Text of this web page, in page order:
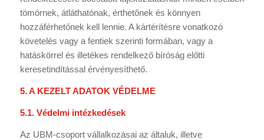
tömörnek, átláthatónak, érthetőnek és könnyen
hozzáférhetőnek kell lennie. A kártérítésre vonatkozó
követelés vagy a fentiek szerinti formában, vagy a
hatáskörrel és illetékes rendelkező bíróság előtti
keresetindítással érvényesíthető.
5. A KEZELT ADATOK VÉDELME
5.1. Védelmi intézkedések
Az UBM-csoport vállalkozásai az általuk, illetve